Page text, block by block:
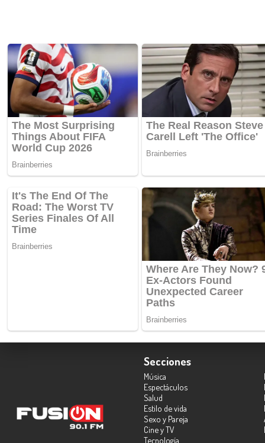
Secciones
Música
Espectáculos
Salud
Estilo de vida
Sexo y Pareja
Cine y TV
Tecnología